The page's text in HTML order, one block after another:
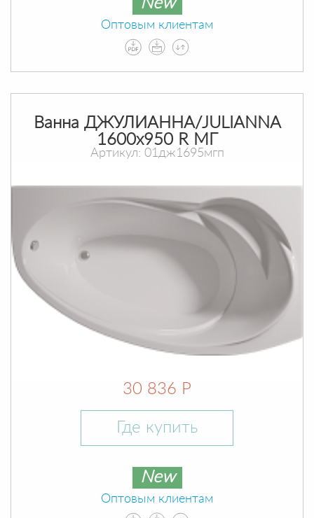
New
Оптовым клиентам
Ванна ДЖУЛИАННА/JULIANNA
1600х950 R МГ
Артикул: 01дж1695мгп
30 836 Р
Где купить
New
Оптовым клиентам